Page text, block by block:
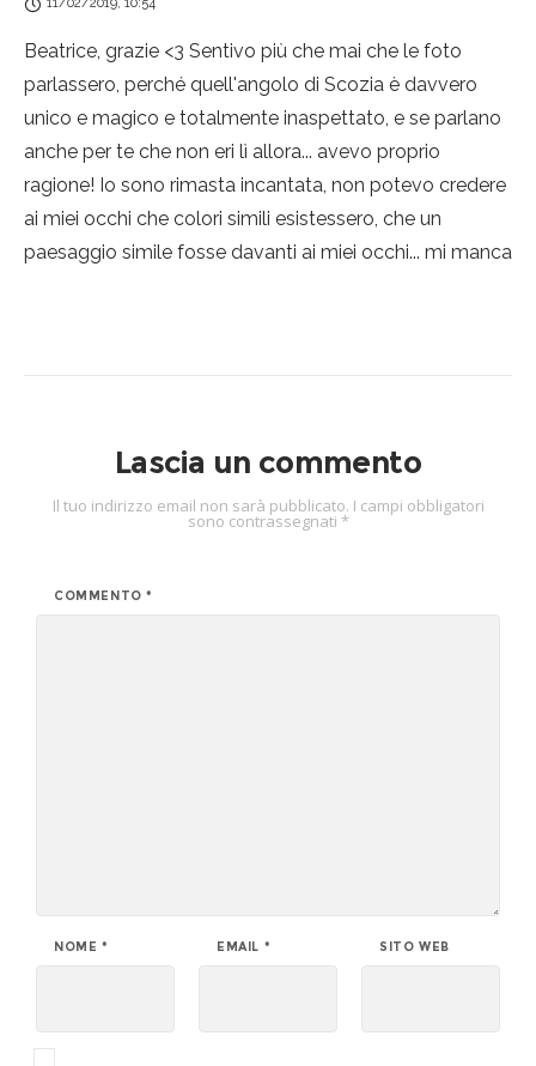
11/02/2019, 10:54
Beatrice, grazie <3 Sentivo più che mai che le foto
parlassero, perché quell'angolo di Scozia è davvero
unico e magico e totalmente inaspettato, e se parlano
anche per te che non eri lì allora... avevo proprio
ragione! Io sono rimasta incantata, non potevo credere
ai miei occhi che colori simili esistessero, che un
paesaggio simile fosse davanti ai miei occhi... mi manca
Lascia un commento
Il tuo indirizzo email non sarà pubblicato. I campi obbligatori
sono contrassegnati *
COMMENTO*
NOME * EMAIL * SITO WEB